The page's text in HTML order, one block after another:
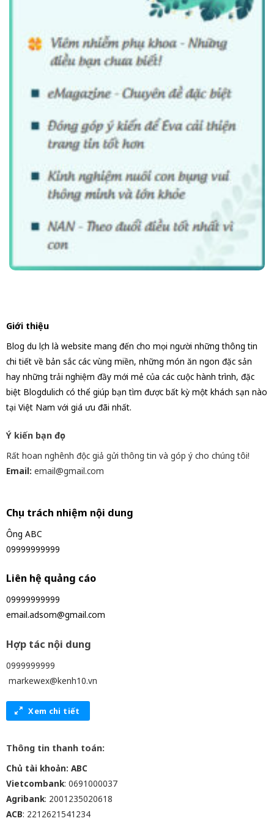
Giới thiệu
Blog du lịch là website mang đến cho mọi người những thông tin
chi tiết về bản sắc các vùng miền, những món ăn ngon đặc sản
hay những trải nghiệm đầy mới mẻ của các cuộc hành trình, đặc
biệt Blogdulich có thể giúp bạn tìm được bất kỳ một khách sạn nào
tại Việt Nam với giá ưu đãi nhất.
Ý kiến bạn đọc
Rất hoan nghênh độc giả gửi thông tin và góp ý cho chúng tôi!
Email: email@gmail.com
Chịu trách nhiệm nội dung
Ông ABC
09999999999
Liên hệ quảng cáo
09999999999
email.adsom@gmail.com
Hợp tác nội dung
0999999999
markewex@kenh10.vn
Xem chi tiết
Thông tin thanh toán:
Chủ tài khoản: ABC
Vietcombank: 0691000037
Agribank: 2001235020618
ACB: 2212621541234